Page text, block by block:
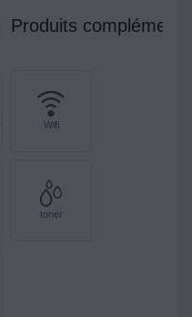
Produits
Wifi
toner